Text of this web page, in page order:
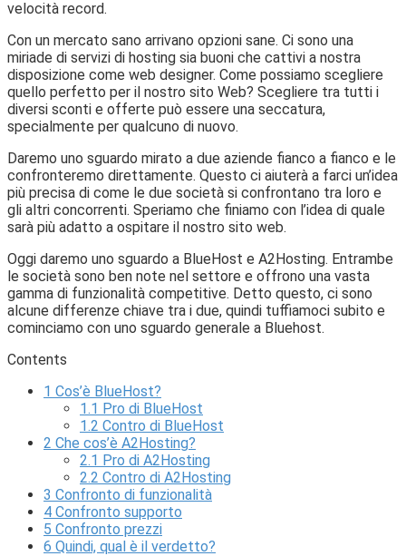
velocità record.
Con un mercato sano arrivano opzioni sane. Ci sono una
miriade di servizi di hosting sia buoni che cattivi a nostra
disposizione come web designer. Come possiamo scegliere
quello perfetto per il nostro sito Web? Scegliere tra tutti i
diversi sconti e offerte può essere una seccatura,
specialmente per qualcuno di nuovo.
Daremo uno sguardo mirato a due aziende fianco a fianco e le
confronteremo direttamente. Questo ci aiuterà a farci un’idea
più precisa di come le due società si confrontano tra loro e
gli altri concorrenti. Speriamo che finiamo con l’idea di quale
sarà più adatto a ospitare il nostro sito web.
Oggi daremo uno sguardo a BlueHost e A2Hosting. Entrambe
le società sono ben note nel settore e offrono una vasta
gamma di funzionalità competitive. Detto questo, ci sono
alcune differenze chiave tra i due, quindi tuffiamoci subito e
cominciamo con uno sguardo generale a Bluehost.
Contents
1 Cos’è BlueHost?
1.1 Pro di BlueHost
1.2 Contro di BlueHost
2 Che cos’è A2Hosting?
2.1 Pro di A2Hosting
2.2 Contro di A2Hosting
3 Confronto di funzionalità
4 Confronto supporto
5 Confronto prezzi
6 Quindi, qual è il verdetto?